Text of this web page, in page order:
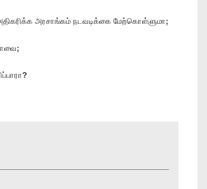
அரசாங்கம் நடவடிக்கை மேற்கொள்ளுமா;